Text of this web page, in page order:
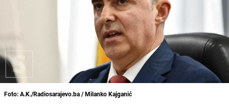
Foto: A.K./Radiosarajevo.ba / Milanko Kajganić